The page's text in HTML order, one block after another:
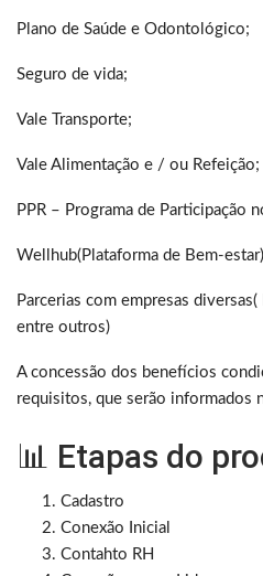
Plano de Saúde e Odontológico;
Seguro de vida;
Vale Transporte;
Vale Alimentação e / ou Refeição;
PPR – Programa de Participação
Wellhub(Plataforma de Bem-
Parcerias com empresas
entre outros)
A concessão dos benefícios
requisitos, que serão informados
📊 Etapas do
Cadastro
Conexão Inicial
Contahto RH